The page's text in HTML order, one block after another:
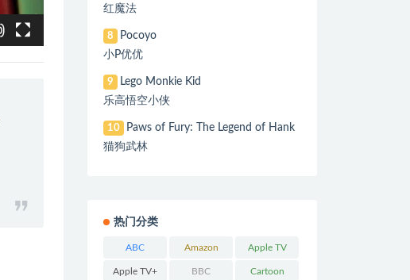
红魔法
8
Pocoyo
小P优优
9
Lego Monkie Kid
乐高悟空小侠
10
Paws of Fury: The Legend of Hank
猫狗武林
热门分类
ABC Amazon
Prime
Apple TV
Apple TV+ BBC Cartoon